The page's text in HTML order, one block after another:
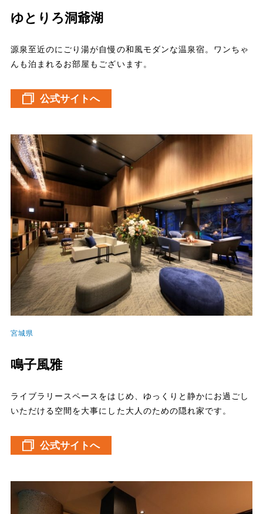
ゆとりろ洞爺湖
源泉至近のにごり湯が自慢の和風モダンな温泉宿。ワンちゃ
んも泊まれるお部屋もございます。
公式サイトへ
宮城県
鳴子風雅
ライブラリースペースをはじめ、ゆっくりと静かにお過ごし
いただける空間を大事にした大人のための隠れ家です。
公式サイトへ